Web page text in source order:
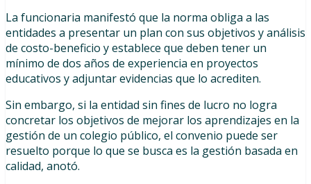
La funcionaria manifestó que la norma obliga a las
entidades a presentar un plan con sus objetivos y análisis
de costo-beneficio y establece que deben tener un
mínimo de dos años de experiencia en proyectos
educativos y adjuntar evidencias que lo acrediten.
Sin embargo, si la entidad sin fines de lucro no logra
concretar los objetivos de mejorar los aprendizajes en la
gestión de un colegio público, el convenio puede ser
resuelto porque lo que se busca es la gestión basada en
calidad, anotó.